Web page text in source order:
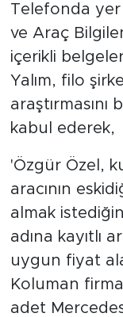
Telefonda
ve Araç
içerikli
Yalım, filo
araştırmasını
kabul ederek,
'Özgür Özel,
aracının
almak
adına kayıtlı
uygun fiyat
Koluman
adet